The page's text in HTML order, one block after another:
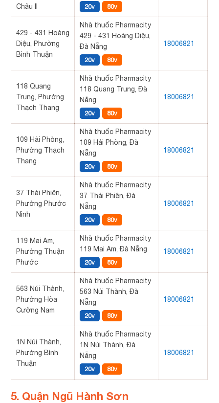
Châu II
20v 80v
429 - 431 Hoàng
Diệu, Phường
Bình Thuận
Nhà thuốc Pharmacity
429 - 431 Hoàng Diệu,
Đà Nẵng
20v 80v
18006821
118 Quang
Trung, Phường
Thạch Thang
Nhà thuốc Pharmacity
118 Quang Trung, Đà
Nẵng
20v 80v
18006821
109 Hải Phòng,
Phường Thạch
Thang
Nhà thuốc Pharmacity
109 Hải Phòng, Đà
Nẵng
20v 80v
18006821
37 Thái Phiên,
Phường Phước
Ninh
Nhà thuốc Pharmacity
37 Thái Phiên, Đà
Nẵng
20v 80v
18006821
119 Mai Am,
Phường Thuận
Phước
Nhà thuốc Pharmacity
119 Mai Am, Đà Nẵng
20v 80v
18006821
563 Núi Thành,
Phường Hòa
Cường Nam
Nhà thuốc Pharmacity
563 Núi Thành, Đà
Nẵng
20v 80v
18006821
1N Núi Thành,
Phường Bình
Thuận
Nhà thuốc Pharmacity
1N Núi Thành, Đà
Nẵng
20v 80v
18006821
5. Quận Ngũ Hành Sơn